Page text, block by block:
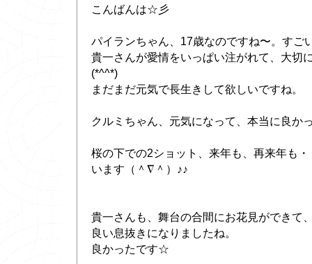
こんばんは☆彡
パイランちゃん、17歳なのですね〜。すご
貴一さんが愛情をいっぱい注がれて、大切
(*^^*)
まだまだ元気で長生きして欲しいですね。
クルミちゃん、元気になって、本当に良か
桜の下での2ショット、来年も、再来年も
います（＾∇＾）♪♪
貴一さんも、舞台の合間にお花見ができて
良い息抜きになりましたね。
良かったです☆